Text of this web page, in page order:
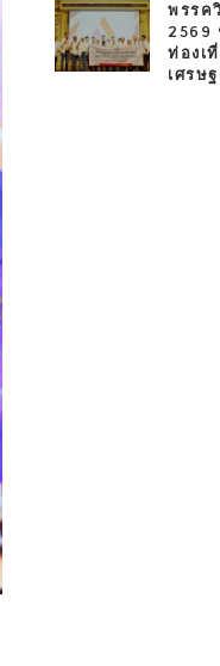
พรรค
2569
ท่องเ
เศรษ